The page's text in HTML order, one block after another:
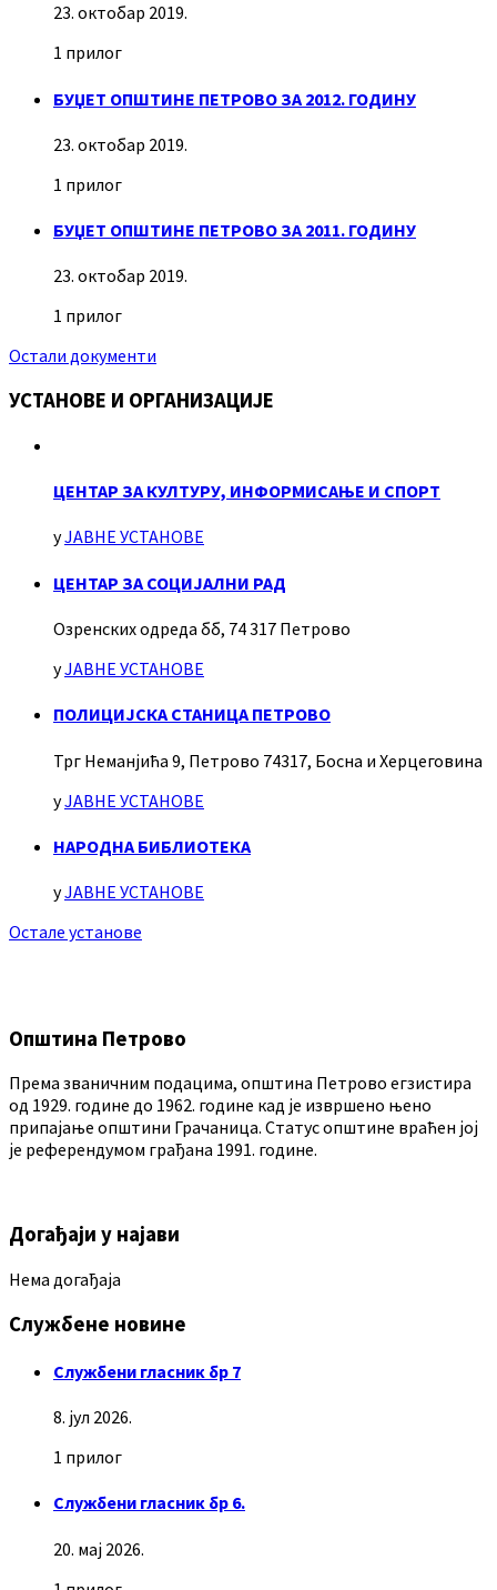
23. октобар 2019.
1 прилог
БУЏЕТ ОПШТИНЕ ПЕТРОВО ЗА 2012. ГОДИНУ
23. октобар 2019.
1 прилог
БУЏЕТ ОПШТИНЕ ПЕТРОВО ЗА 2011. ГОДИНУ
23. октобар 2019.
1 прилог
Остали документи
УСТАНОВЕ И ОРГАНИЗАЦИЈЕ
ЦЕНТАР ЗА КУЛТУРУ, ИНФОРМИСАЊЕ И СПОРТ
уЈАВНЕ УСТАНОВЕ
ЦЕНТАР ЗА СОЦИЈАЛНИ РАД
Озренских одреда бб, 74 317 Петрово
уЈАВНЕ УСТАНОВЕ
ПОЛИЦИЈСКА СТАНИЦА ПЕТРОВО
Трг Неманјића 9, Петрово 74317, Босна и Херцеговина
уЈАВНЕ УСТАНОВЕ
НАРОДНА БИБЛИОТЕКА
уЈАВНЕ УСТАНОВЕ
Остале установе
Општина Петрово
Према званичним подацима, општина Петрово егзистира
од 1929. године до 1962. године кад је извршено њено
припајање општини Грачаница. Статус општине враћен јој
је референдумом грађана 1991. године.
Догађаји у најави
Нема догађаја
Службене новине
Службени гласник бр 7
8. јул 2026.
1 прилог
Службени гласник бр 6.
20. мај 2026.